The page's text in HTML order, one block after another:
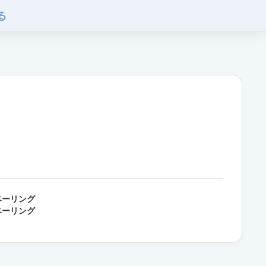
ーリング
ーリング